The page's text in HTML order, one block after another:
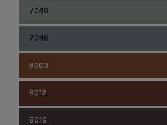
7040
7046
8003
8012
8019